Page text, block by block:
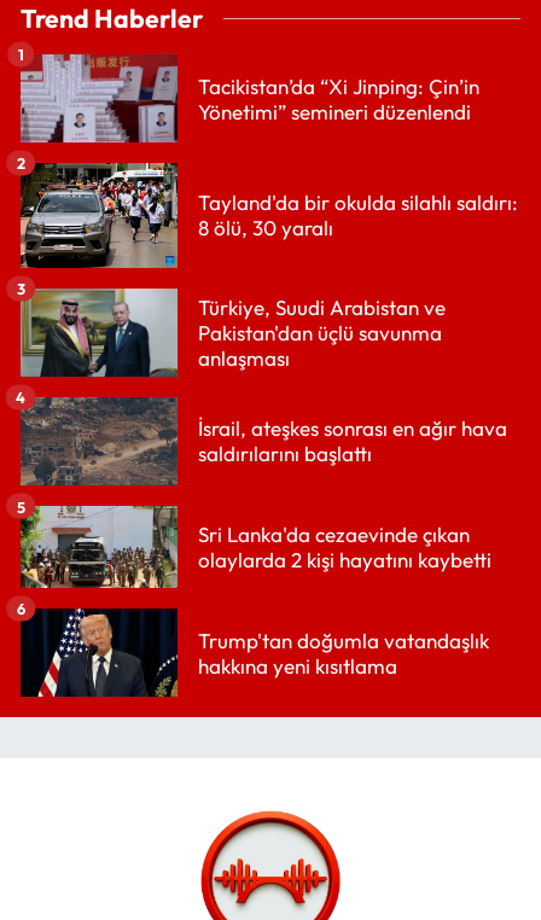
Trend Haberler
Tacikistan’da “Xi Jinping: Çin’in
Yönetimi” semineri düzenlendi
1
Tayland'da bir okulda silahlı saldırı:
8 ölü, 30 yaralı
2
Türkiye, Suudi Arabistan ve
Pakistan'dan üçlü savunma
anlaşması
3
İsrail, ateşkes sonrası en ağır hava
saldırılarını başlattı
4
Sri Lanka'da cezaevinde çıkan
olaylarda 2 kişi hayatını kaybetti
5
Trump'tan doğumla vatandaşlık
hakkına yeni kısıtlama
6